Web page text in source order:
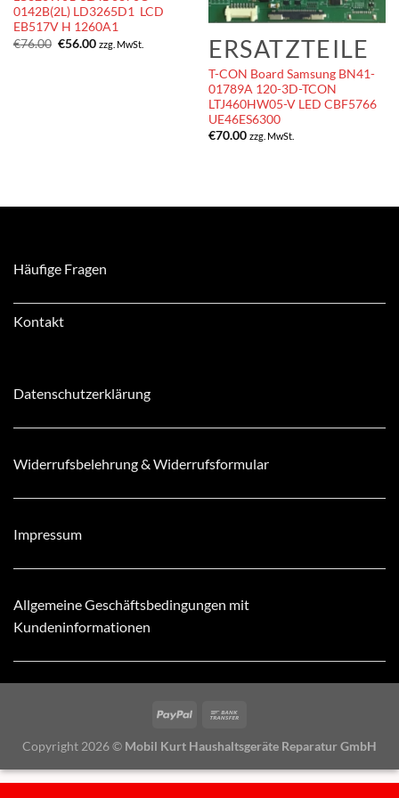
0142B(2L) LD3265D1 LCD
EB517V H 1260A1
€76.00 Ursprünglicher
€56.00Aktueller
Preis
zzg. MwSt. ERSATZTEILE
T-CON Board Samsung BN41-
01789A 120-3D-TCON
LTJ460HW05-V LED CBF5766
UE46ES6300
€70.00 zzg. MwSt.
Häufige Fragen
Kontakt
Datenschutzerklärung
Widerrufsbelehrung & Widerrufsformular
Impressum
Allgemeine Geschäftsbedingungen mit
Kundeninformationen
Copyright 2026 © Mobil Kurt Haushaltsgeräte Reparatur GmbH